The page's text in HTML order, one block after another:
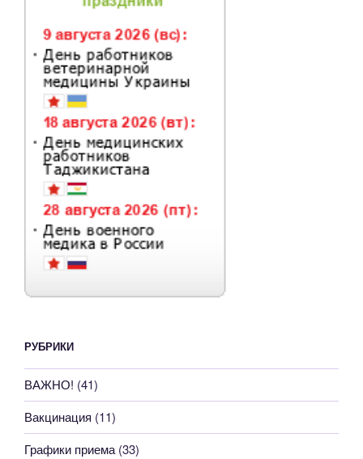
РУБРИКИ
ВАЖНО! (41)
Вакцинация (11)
Графики приема (33)